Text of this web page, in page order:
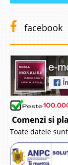
facebook
Comenzi si
Toate datele